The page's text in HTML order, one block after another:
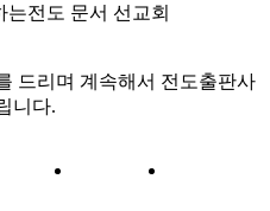
는전도 문서 선교회
드리며 계속해서 전도출판사
니다.